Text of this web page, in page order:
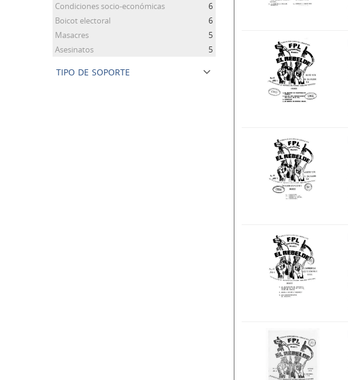
Condiciones socio-económicas
6
Boicot electoral
6
Masacres
5
Asesinatos
5
tipo de soporte